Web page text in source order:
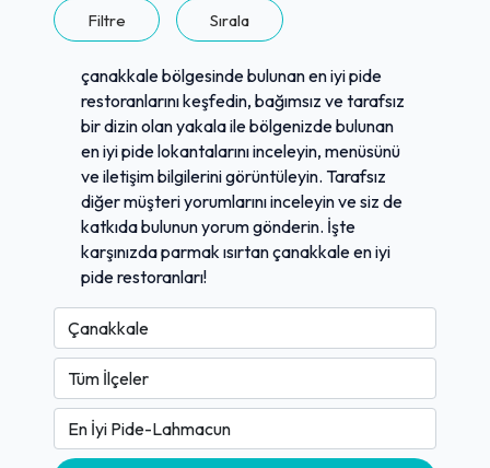
Filtre Sırala
çanakkale bölgesinde bulunan en iyi pide
restoranlarını keşfedin, bağımsız ve tarafsız
bir dizin olan yakala ile bölgenizde bulunan
en iyi pide lokantalarını inceleyin, menüsünü
ve iletişim bilgilerini görüntüleyin. Tarafsız
diğer müşteri yorumlarını inceleyin ve siz de
katkıda bulunun yorum gönderin. İşte
karşınızda parmak ısırtan çanakkale en iyi
pide restoranları!